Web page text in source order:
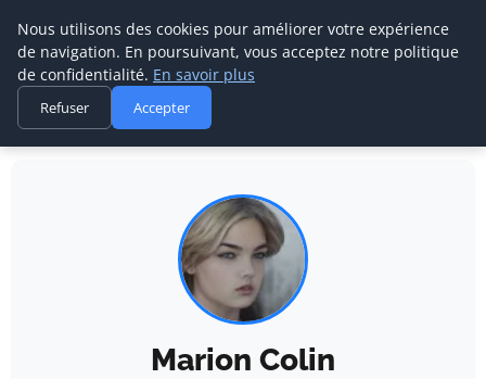
Agence Media Com
Communication digitale & stratégie web
Accueil Auteurs Marion Colin
Marion Colin
Nous utilisons des cookies pour améliorer votre expérience
de navigation. En poursuivant, vous acceptez notre politique
de confidentialité. En savoir plus
Refuser Accepter